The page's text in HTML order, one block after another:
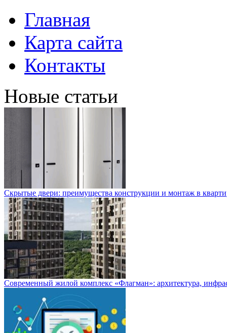
Главная
Карта сайта
Контакты
Новые статьи
Скрытые двери: преимущества конструкции и монтаж в
Современный жилой комплекс «Флагман»: архитектура,